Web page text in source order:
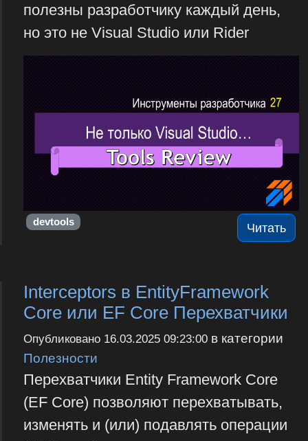
полезны разработчику каждый день,
но это не Visual Studio или Rider
Читать
devtools
Interceptors в EntityFramework
Core или EF Core Перехватчики
Опубликовано 16.03.2025 09:23:00в категории
Полезности
Перехватчики Entity Framework Core
(EF Core) позволяют перехватывать,
изменять и (или) подавлять операции